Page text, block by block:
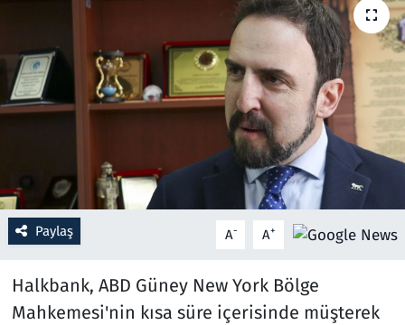
Paylaş A- A+
Halkbank, ABD Güney New York Bölge
Mahkemesi'nin kısa süre içerisinde müşterek
Resmi İlanlar
Savunma Sanayi
Spor